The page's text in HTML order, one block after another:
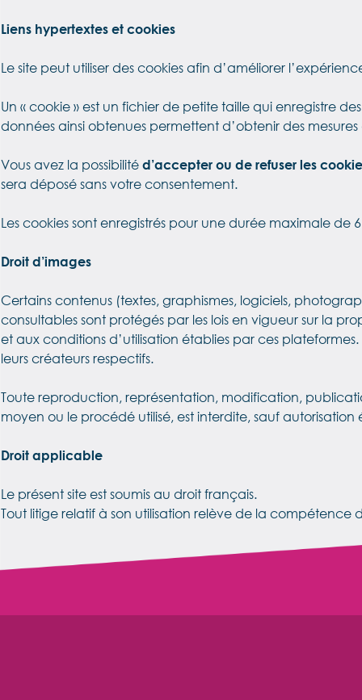
Liens hypertextes et cookies
Le site peut utiliser des cookies afin d’améliorer
Un « cookie » est un fichier de petite taille qui enregistre
données ainsi obtenues permettent d’obtenir des
Vous avez la possibilité d’accepter ou de refuser les
sera déposé sans votre consentement.
Les cookies sont enregistrés pour une durée maximale de
Droit d’images
Certains contenus (textes, graphismes, logiciels,
consultables sont protégés par les lois en vigueur sur la
et aux conditions d’utilisation établies par ces
leurs créateurs respectifs.
Toute reproduction, représentation, modification,
moyen ou le procédé utilisé, est interdite, sauf
Droit applicable
Le présent site est soumis au droit français.
Tout litige relatif à son utilisation relève de la